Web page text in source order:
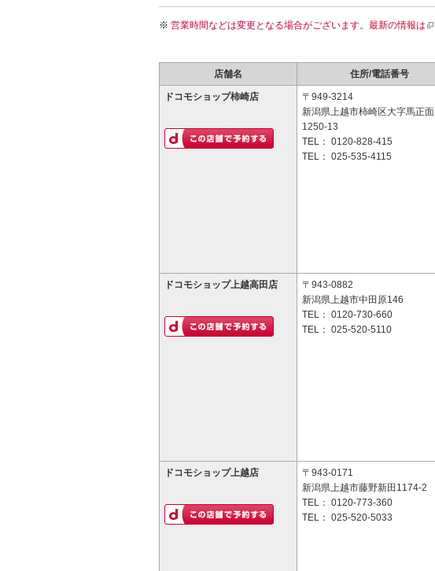
営業時間などは変更となる場合がございます。最新の情報は
店舗名 住所/電話番号
ドコモショップ柿崎店
〒949-3214
新潟県上越市柿崎区大字馬正面
1250-13
TEL： 0120-828-415
TEL： 025-535-4115
ドコモショップ上越高田店
〒943-0882
新潟県上越市中田原146
TEL： 0120-730-660
TEL： 025-520-5110
ドコモショップ上越店
〒943-0171
新潟県上越市藤野新田1174-2
TEL： 0120-773-360
TEL： 025-520-5033